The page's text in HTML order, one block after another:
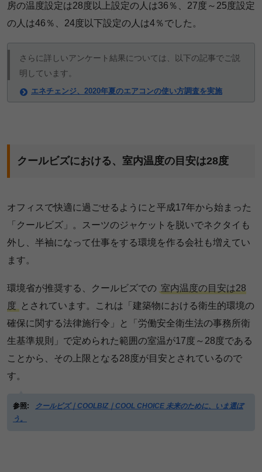
房の温度設定は28度以上設定の人は36％、27度～25度設定
の人は46％、24度以下設定の人は4％でした。
さらに詳しいアンケート結果については、以下の記事でご説
明しています。
エネチェンジ、2020年夏のエアコンの使い方調査を実施
クールビズにおける、室内温度の目安は28度
オフィスで快適に過ごせるようにと平成17年から始まった
「クールビズ」。スーツのジャケットを脱いでネクタイも
外し、半袖になって仕事をする環境を作る会社も増えてい
ます。
環境省が推奨する、クールビズでの 室内温度の目安は28
度
とされています。これは「建築物における衛生的環境の
確保に関する法律施行令」と「労働安全衛生法の事務所衛
生基準規則」で定められた範囲の室温が17度～28度である
ことから、その上限となる28度が目安とされているので
す。
参照:
クールビズ｜COOLBIZ｜COOL CHOICE 未来のために、いま選ぼ
う。